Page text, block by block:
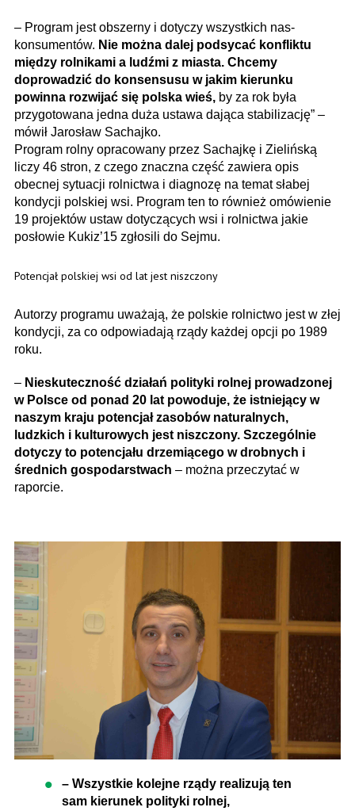
– Program jest obszerny i dotyczy wszystkich nas-
konsumentów. Nie można dalej podsycać konfliktu
między rolnikami a ludźmi z miasta. Chcemy
doprowadzić do konsensusu w jakim kierunku
powinna rozwijać się polska wieś, by za rok była
przygotowana jedna duża ustawa dająca stabilizację” –
mówił Jarosław Sachajko.
Program rolny opracowany przez Sachajkę i Zielińską
liczy 46 stron, z czego znaczna część zawiera opis
obecnej sytuacji rolnictwa i diagnozę na temat słabej
kondycji polskiej wsi. Program ten to również omówienie
19 projektów ustaw dotyczących wsi i rolnictwa jakie
posłowie Kukiz’15 zgłosili do Sejmu.
Potencjał polskiej wsi od lat jest niszczony
Autorzy programu uważają, że polskie rolnictwo jest w złej
kondycji, za co odpowiadają rządy każdej opcji po 1989
roku.
– Nieskuteczność działań polityki rolnej prowadzonej
w Polsce od ponad 20 lat powoduje, że istniejący w
naszym kraju potencjał zasobów naturalnych,
ludzkich i kulturowych jest niszczony. Szczególnie
dotyczy to potencjału drzemiącego w drobnych i
średnich gospodarstwach – można przeczytać w
raporcie.
– Wszystkie kolejne rządy realizują ten
sam kierunek polityki rolnej,